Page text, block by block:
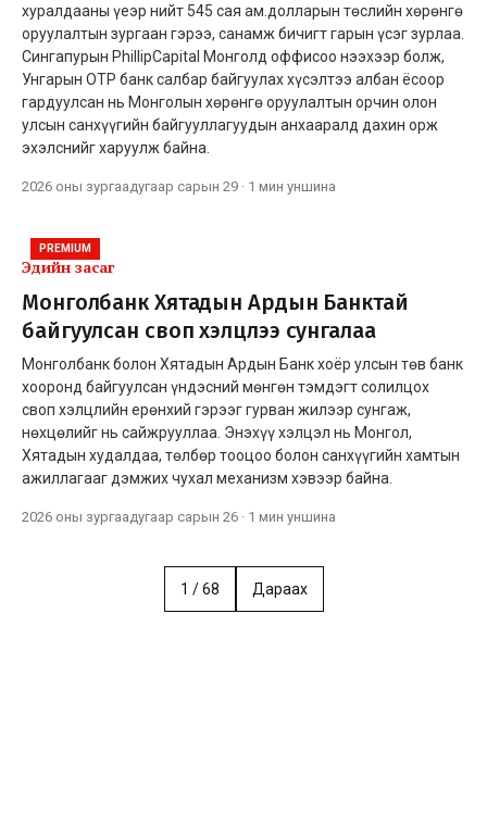
хуралдааны үеэр нийт 545 сая ам.долларын төслийн хөрөнгө
оруулалтын зургаан гэрээ, санамж бичигт гарын үсэг зурлаа.
Сингапурын PhillipCapital Монголд оффисоо нээхээр болж,
Унгарын OTP банк салбар байгуулах хүсэлтээ албан ёсоор
гардуулсан нь Монголын хөрөнгө оруулалтын орчин олон
улсын санхүүгийн байгууллагуудын анхааралд дахин орж
эхэлснийг харуулж байна.
2026 оны зургаадугаар сарын 29 · 1 мин уншина
PREMIUM
Эдийн засаг
Монголбанк Хятадын Ардын Банктай
байгуулсан своп хэлцлээ сунгалаа
Монголбанк болон Хятадын Ардын Банк хоёр улсын төв банк
хооронд байгуулсан үндэсний мөнгөн тэмдэгт солилцох
своп хэлцлийн ерөнхий гэрээг гурван жилээр сунгаж,
нөхцөлийг нь сайжрууллаа. Энэхүү хэлцэл нь Монгол,
Хятадын худалдаа, төлбөр тооцоо болон санхүүгийн хамтын
ажиллагааг дэмжих чухал механизм хэвээр байна.
2026 оны зургаадугаар сарын 26 · 1 мин уншина
1 /68 Дараах